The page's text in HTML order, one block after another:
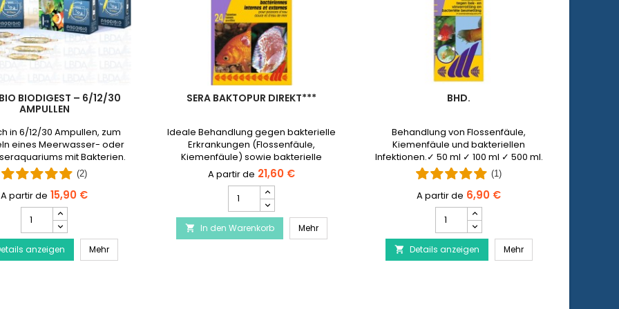
der Diskus-Krankheit
BIODIGEST – 6/12/30
AMPULLEN
in 6/12/30 Ampullen, zum
eines Meerwasser- oder
mit Bakterien.
(2)
15,90 €
PRODIBIO
BioDigest
–
6/12/30
Ampullen
anzeigen MehrPRODIBIO BioDigest – 6/12/30 Ampullen
SERA BAKTOPUR DIREKT***
Ideale Behandlung gegen bakterielle
Erkrankungen (Flossenfäule,
Kiemenfäule) sowie bakterielle
Infektionen. Produkt eingestellt und
durch Baktopur flüssig ersetzt
21,60 €
Baktopur
Direkt***
Produktmengenfeld
 In den Warenkorb MehrSERA Baktopur Direkt***
BHD.
Behandlung von Flossenfäule,
Kiemenfäule und bakteriellen
Infektionen.✓ 50 ml ✓ 100 ml ✓ 500 ml.
(1)
6,90 €
Produktmengenfeld
 Details anzeigen MehrBhd.